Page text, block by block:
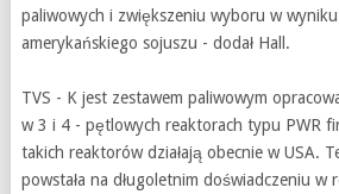
paliwowych i zwiększeniu wyboru w
amerykańskiego sojuszu - dodał Hall.
TVS - K jest zestawem paliwowym
w 3 i 4 - pętlowych reaktorach typu PWR
takich reaktorów działają obecnie w USA.
powstała na długoletnim doświadczeniu w